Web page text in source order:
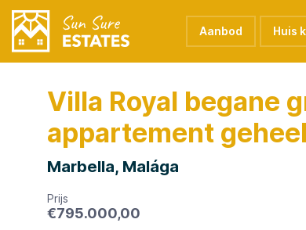
Aanbod Huis
Villa Royal begane
appartement
Marbella, Malága
Prijs
€795.000,00